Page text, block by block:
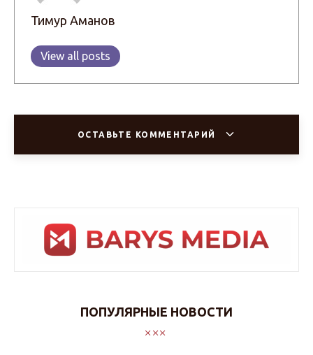
Тимур Аманов
View all posts
ОСТАВЬТЕ КОММЕНТАРИЙ
ПОПУЛЯРНЫЕ НОВОСТИ